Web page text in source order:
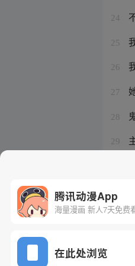
24
25
26
27
28
29
腾讯动漫App
海量漫画 新人7天免费
在此处浏览